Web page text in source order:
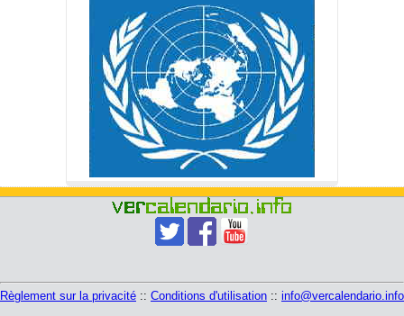
Règlement sur la privacité :: Conditions d'utilisation :: info@vercalendario.info